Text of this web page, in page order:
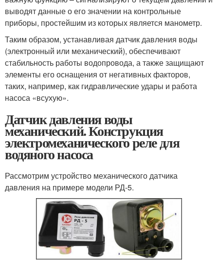
выводят данные о его значении на контрольные
приборы, простейшим из которых является манометр.
Таким образом, устанавливая датчик давления воды
(электронный или механический), обеспечивают
стабильность работы водопровода, а также защищают
элементы его оснащения от негативных факторов,
таких, например, как гидравлические удары и работа
насоса «всухую».
Датчик давления воды
механический. Конструкция
электромеханического реле для
водяного насоса
Рассмотрим устройство механического датчика
давления на примере модели РД-5.